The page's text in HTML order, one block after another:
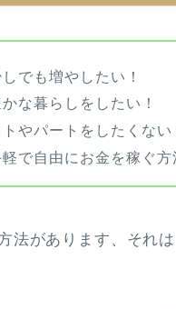
でも増やしたい！
な暮らしをしたい！
やパートをしたくない
軽で自由にお金を稼ぐ方
法があります、それ